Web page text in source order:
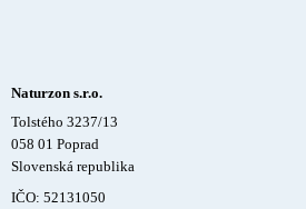
Naturzon s.r.o.
Tolstého 3237/13
058 01 Poprad
Slovenská republika
IČO: 52131050